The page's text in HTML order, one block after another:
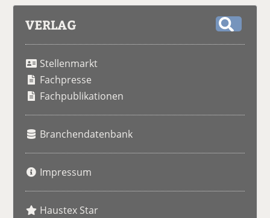
VERLAG
Stellenmarkt
Fachpresse
Fachpublikationen
Branchendatenbank
Impressum
Haustex Star